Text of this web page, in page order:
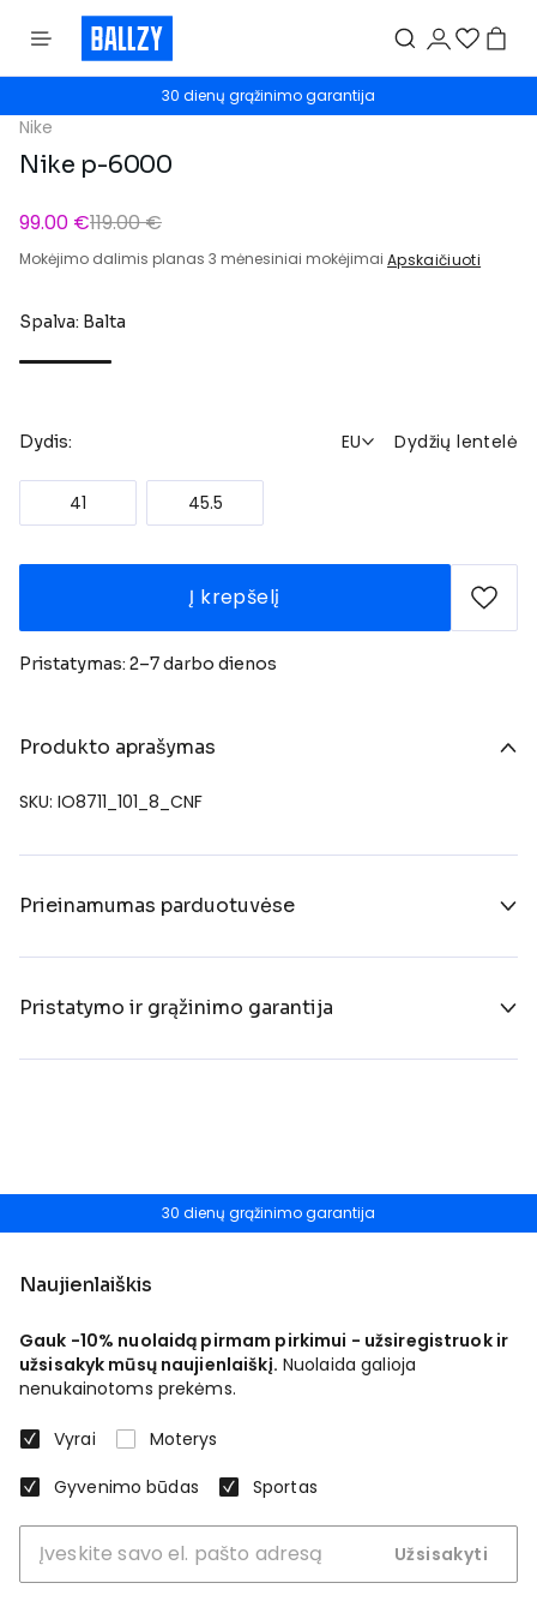
30 dienų grąžinimo garantija
Nike
Nike p-6000
99.00 €119.00 €
Mokėjimo dalimis planas 3 mėnesiniai mokėjimai Apskaičiuoti
Spalva: Balta
Dydis: EU Dydžių lentelė
41 45.5
Į krepšelį
Pristatymas: 2–7 darbo dienos
Produkto aprašymas
SKU: IO8711_101_8_CNF
Prieinamumas parduotuvėse
Pristatymo ir grąžinimo garantija
30 dienų grąžinimo garantija
Naujienlaiškis
Gauk -10% nuolaidą pirmam pirkimui - užsiregistruok ir
užsisakyk mūsų naujienlaiškį. Nuolaida galioja
nenukainotoms prekėms.
Vyrai
Moterys
Gyvenimo būdas
Sportas
Užsisakyti